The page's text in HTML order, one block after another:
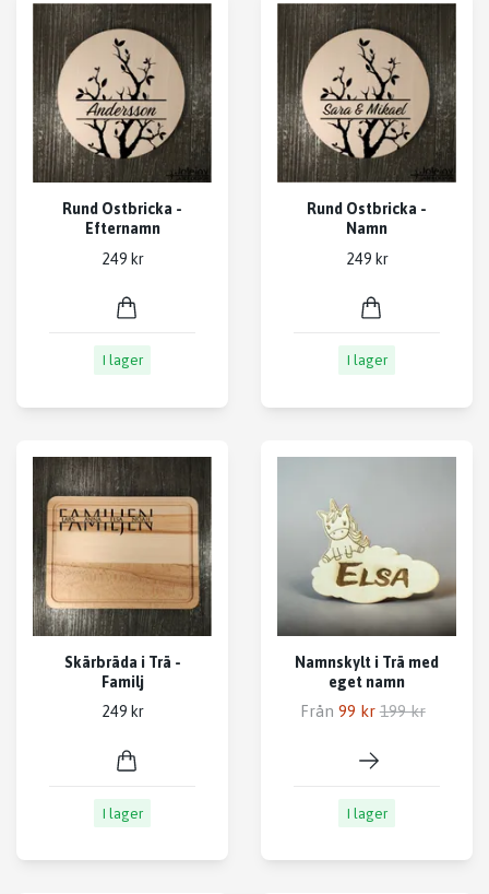
Rund Ostbricka -
Efternamn
249 kr
I lager
Rund Ostbricka -
Namn
249 kr
I lager
Skärbräda i Trä -
Familj
249 kr
I lager
Namnskylt i Trä med
eget namn
Från 99 kr 199 kr
I lager